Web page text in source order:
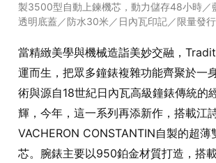
製3500型自動上鍊機芯，動力儲存48小時／
透明底蓋／防水30米／日內瓦印記／限量發
當精緻美學與機械造詣美妙交融，
運而生，把眾多鐘錶複雜功能齊聚於一
術與源自18世紀日內瓦高級鐘錶傳統的
輝，今年，這一系列再添新作，搭載江
VACHERON CONSTANTIN自製的超薄
芯。腕錶主要以950鉑金材質打造，搭